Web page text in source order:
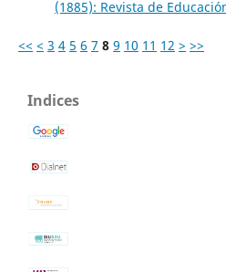
(1885): Revista de
<< < 3 4 5 6 7 8 9 10 11 12 > >>
Indices